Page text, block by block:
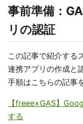
事前準備：
リの認証
この記事で紹介する
連携アプリの作成と
手順はこちらの記事
【freee×GAS】
する